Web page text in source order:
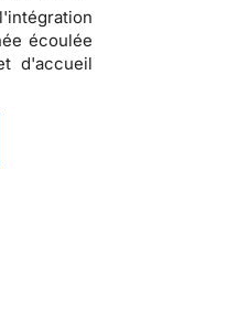
écoulée
d'accueil